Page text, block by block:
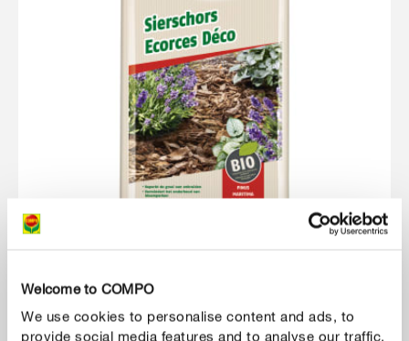
Welcome to COMPO
We use cookies to personalise content and ads, to
provide social media features and to analyse our traffic.
Paillage
Herbistop Limit'Herb Ecorces Déco